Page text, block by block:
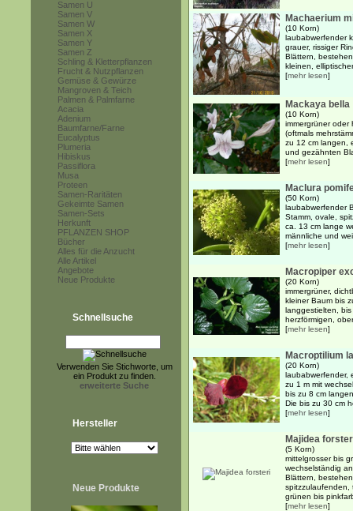
Samen U
Samen V
Samen W
Samen X
Samen Y
Samen Z
Schling & Kletterpflanzen
Frucht & Nutzpflanzen
Gemüse & Gewürze
Mangroven & Teich
Palmen & Palmfarne
Acacia
Adenium
Baumfarne/Farne
Eucalyptus
Plumeria
Hibiskus
Passiflora
Musa
Proteen
Samen-Raritäten
Gekeimte Samen
Samen-Sets
Herkunft
PFLANZEN SHOP
Bücher
Alles für die Anzucht
Alle Artikel
Angebote
Neue Produkte
Schnellsuche
Verwenden Sie Stichworte, um
ein Produkt zu finden.
erweiterte Suche
Hersteller
Neue Produkte
Machaerium
(10 Korn)
laubabwerfender
grauer, rissiger
Blättern,
kleinen,
[mehr lesen]
Mackaya bella
(10 Korn)
immergrüner oder
(oftmals
zu 12 cm langen,
und gezähnten
[mehr lesen]
Maclura
(50 Korn)
laubabwerfender
Stamm, ovale,
ca. 13 cm lange
männliche und
[mehr lesen]
Macropiper
(20 Korn)
immergrüner,
kleiner Baum bis
langgestielten,
herzförmigen,
[mehr lesen]
Macroptilium
(20 Korn)
laubabwerfender,
zu 1 m mit
bis zu 8 cm
Die bis zu 30 cm
[mehr lesen]
Majidea
(5 Korn)
mittelgrosser bis
wechselständig
Blättern,
spitzzulaufenden,
grünen bis
[mehr lesen]